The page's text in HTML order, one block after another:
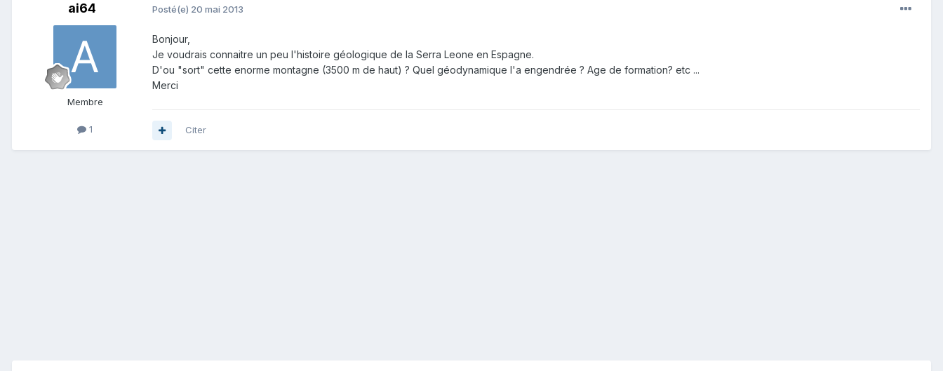
ai64
Membre
1
Posté(e) 20 mai 2013
Bonjour,
Je voudrais connaitre un peu l'histoire géologique de la Serra Leone en Espagne.
D'ou "sort" cette enorme montagne (3500 m de haut) ? Quel géodynamique l'a engendrée ? Age de formation? etc ...
Merci
Citer